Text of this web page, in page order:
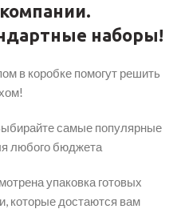
наборы!
в коробке помогут решить
самые популярные
любого бюджета
упаковка готовых
которые достаются вам